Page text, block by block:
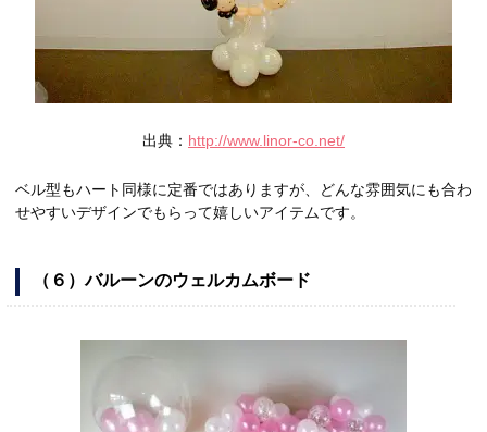
出典： http://www.linor-co.net/
ベル型もハート同様に定番ではありますが、どんな雰囲気にも合わ
せやすいデザインでもらって嬉しいアイテムです。
（６）バルーンのウェルカムボード